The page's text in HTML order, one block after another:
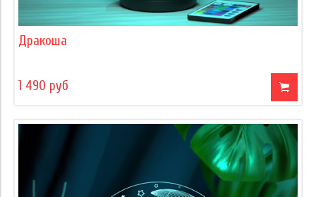
Дракоша
1 490 руб